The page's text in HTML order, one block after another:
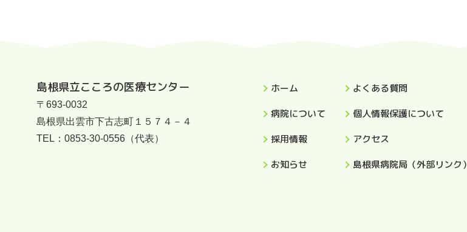
島根県立こころの医療センター
〒693-0032
島根県出雲市下古志町１５７４－４
TEL： 0853-30-0556 （代表）
ホーム
病院について
採用情報
お知らせ
よくある質問
個人情報保護について
アクセス
島根県病院局（外部リンク）